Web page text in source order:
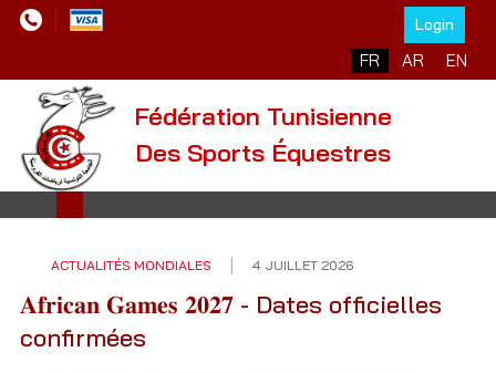
Login
Sélectionnez votre
FR AR EN
Fédération Tunisienne
Des Sports Équestres
ACTUALITÉS MONDIALES 4 JUILLET 2026
𝐀𝐟𝐫𝐢𝐜𝐚𝐧 𝐆𝐚𝐦𝐞𝐬 𝟐𝟎𝟐𝟕 - Dates officielles
confirmées